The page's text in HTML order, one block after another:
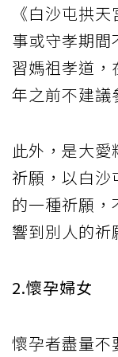
《白沙屯拱
事或守孝期
習媽祖孝道
年之前不建議
此外，是大
祈願，以白沙
的一種祈願
響到別人的祈
2.懷孕婦女
懷孕者盡量不